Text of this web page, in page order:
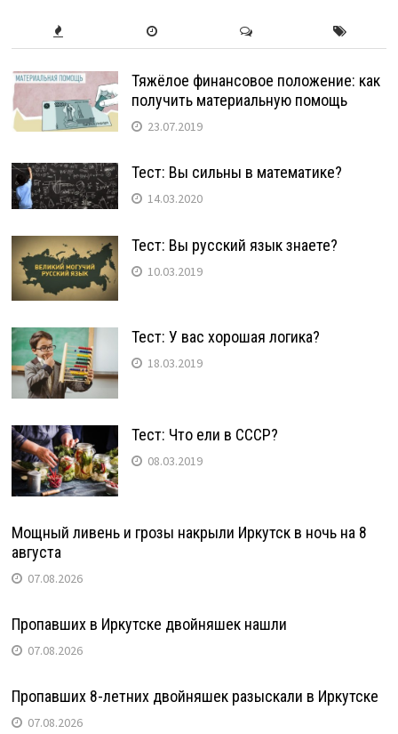
Тяжёлое финансовое положение: как
получить материальную помощь
23.07.2019
Тест: Вы сильны в математике?
14.03.2020
Тест: Вы русский язык знаете?
10.03.2019
Тест: У вас хорошая логика?
18.03.2019
Тест: Что ели в СССР?
08.03.2019
Мощный ливень и грозы накрыли Иркутск в ночь на 8
августа
07.08.2026
Пропавших в Иркутске двойняшек нашли
07.08.2026
Пропавших 8-летних двойняшек разыскали в Иркутске
07.08.2026